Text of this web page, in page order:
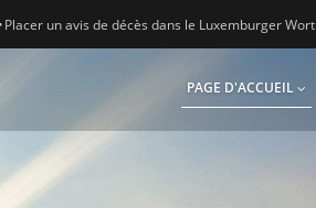
Placer un avis de décès dans le Luxemburger Wort
PAGE D'ACCUEIL